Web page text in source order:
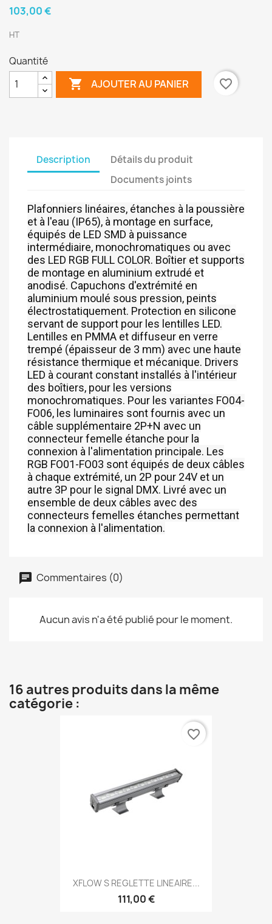
103,00 €
HT
Quantité
 AJOUTER AU PANIER favorite_border
Description
Détails du produit
Documents joints
Plafonniers linéaires, étanches à la poussière
et à l'eau (IP65), à montage en surface,
équipés de LED SMD à puissance
intermédiaire, monochromatiques ou avec
des LED RGB FULL COLOR. Boîtier et supports
de montage en aluminium extrudé et
anodisé. Capuchons d'extrémité en
aluminium moulé sous pression, peints
électrostatiquement. Protection en silicone
servant de support pour les lentilles LED.
Lentilles en PMMA et diffuseur en verre
trempé (épaisseur de 3 mm) avec une haute
résistance thermique et mécanique. Drivers
LED à courant constant installés à l'intérieur
des boîtiers, pour les versions
monochromatiques. Pour les variantes FO04-
FO06, les luminaires sont fournis avec un
câble supplémentaire 2P+N avec un
connecteur femelle étanche pour la
connexion à l'alimentation principale. Les
RGB FO01-FO03 sont équipés de deux câbles
à chaque extrémité, un 2P pour 24V et un
autre 3P pour le signal DMX. Livré avec un
ensemble de deux câbles avec des
connecteurs femelles étanches permettant
la connexion à l'alimentation.
Commentaires (0)
Aucun avis n'a été publié pour le moment.
16 autres produits dans la même
catégorie :
XFLOW S REGLETTE LINEAIRE...
111,00 €
favorite_border